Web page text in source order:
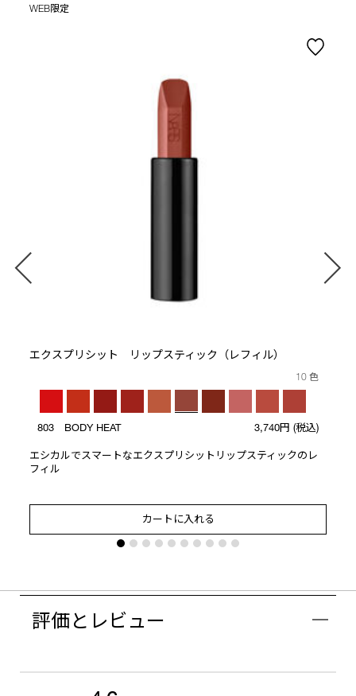
WEB限定
エクスプリシット リップスティック（レフィル）
10 色
803 BODY HEAT 3,740円 (税込)
エシカルでスマートなエクスプリシットリップスティックのレ
フィル
カートに入れる
評価とレビュー